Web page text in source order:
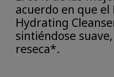
acuerdo en que
Hydrating
sintiéndose
reseca*.